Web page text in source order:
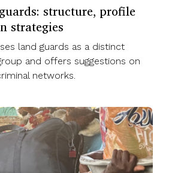
structure, profile
strategies
land guards as a distinct
and offers suggestions on
networks.